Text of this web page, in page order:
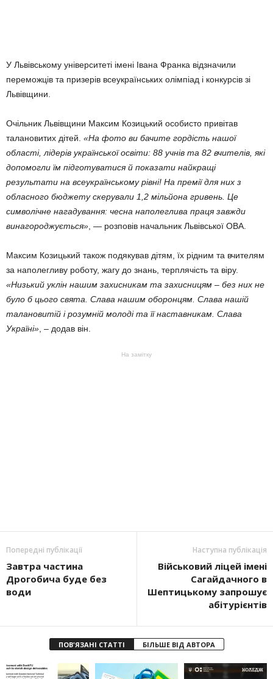
У Львівському університеті імені Івана Франка відзначили
переможців та призерів всеукраїнських олімпіад і конкурсів зі
Львівщини.
Очільник Львівщини Максим Козицький особисто привітав
талановитих дітей. «На фото ви бачите гордість нашої
області, лідерів української освіти: 88 учнів та 82 вчителів, які
допомогли їм підготуватися й показати найкращі
результати на всеукраїнському рівні! На премії для них з
обласного бюджету скерували 1,2 мільйона гривень. Це
символічне нагадування: чесна наполеглива праця завжди
винагороджується», — розповів начальник Львівської ОВА.
Максим Козицький також подякував дітям, їх рідним та вчителям
за наполегливу роботу, жагу до знань, терплячість та віру.
«Низький уклін нашим захисникам та захисницям – без них не
було б цього свята. Слава нашим оборонцям. Слава нашій
талановитій і розумній молоді та її наставникам. Слава
Україні», – додав він.
На замітку
Попередні публікації
Завтра частина
Дрогобича буде без
води
Наступна публікація
Військовий ліцей імені
Сагайдачного в
Шептицькому запрошує
абітурієнтів
ПОВ'ЯЗАНІ СТАТТІ БІЛЬШЕ ВІД АВТОРА